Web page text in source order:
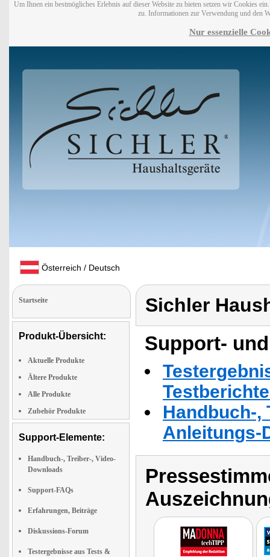
Um Ihnen ein bestmögliches Erlebnis auf dieser Website zu bieten setzen wir Cookies
zu. Informationen zur Verwendung und den
Nur essenzielle
Österreich / Deutsch
Startseite
Produkt-Übersicht:
Aktuelle Produkte
Ältere Produkte
Alle Produkte
Zubehör Produkte
Support-Elemente:
Handbuch-, Treiber-, Video-
Downloads
Support-FAQs
Erfahrungen, Beiträge
Diskussions-Forum
Testergebnisse aus Tests &
Sichler
Support-
Handbuch-,
Anleitungs-